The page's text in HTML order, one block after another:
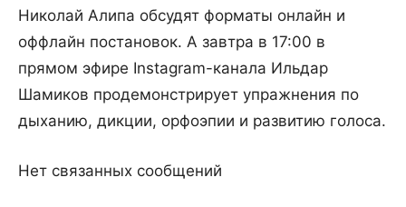
Николай Алипа обсудят форматы онлайн и
оффлайн постановок. А завтра в 17:00 в
прямом эфире Instagram-канала Ильдар
Шамиков продемонстрирует упражнения по
дыханию, дикции, орфоэпии и развитию голоса.
Нет связанных сообщений